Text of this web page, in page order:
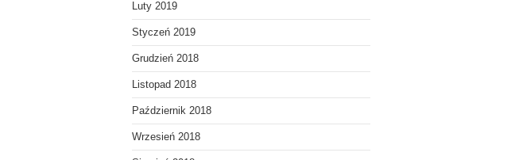
Luty 2019
Styczeń 2019
Grudzień 2018
Listopad 2018
Październik 2018
Wrzesień 2018